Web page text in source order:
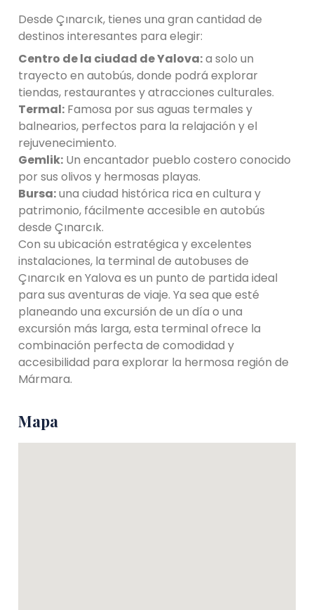
Desde Çınarcık, tienes una gran cantidad de
destinos interesantes para elegir:
Centro de la ciudad de Yalova:a solo un
trayecto en autobús, donde podrá explorar
tiendas, restaurantes y atracciones culturales.
Termal: Famosa por sus aguas termales y
balnearios, perfectos para la relajación y el
rejuvenecimiento.
Gemlik: Un encantador pueblo costero conocido
por sus olivos y hermosas playas.
Bursa:una ciudad histórica rica en cultura y
patrimonio, fácilmente accesible en autobús
desde Çınarcık.
Con su ubicación estratégica y excelentes
instalaciones, la terminal de autobuses de
Çınarcık en Yalova es un punto de partida ideal
para sus aventuras de viaje. Ya sea que esté
planeando una excursión de un día o una
excursión más larga, esta terminal ofrece la
combinación perfecta de comodidad y
accesibilidad para explorar la hermosa región de
Mármara.
Mapa